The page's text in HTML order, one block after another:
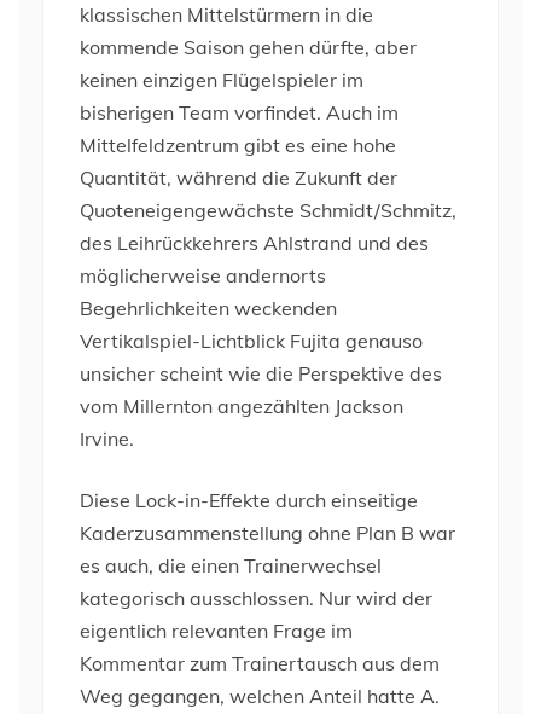
klassischen Mittelstürmern in die
kommende Saison gehen dürfte, aber
keinen einzigen Flügelspieler im
bisherigen Team vorfindet. Auch im
Mittelfeldzentrum gibt es eine hohe
Quantität, während die Zukunft der
Quoteneigengewächste Schmidt/Schmitz,
des Leihrückkehrers Ahlstrand und des
möglicherweise andernorts
Begehrlichkeiten weckenden
Vertikalspiel-Lichtblick Fujita genauso
unsicher scheint wie die Perspektive des
vom Millernton angezählten Jackson
Irvine.
Diese Lock-in-Effekte durch einseitige
Kaderzusammenstellung ohne Plan B war
es auch, die einen Trainerwechsel
kategorisch ausschlossen. Nur wird der
eigentlich relevanten Frage im
Kommentar zum Trainertausch aus dem
Weg gegangen, welchen Anteil hatte A.